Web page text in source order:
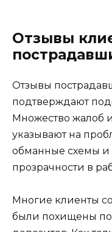
Отзывы
Отзывы
подтверждают
Множество жалоб
указывают на
обманные схемы и
прозрачности в
Многие клиенты
были похищены